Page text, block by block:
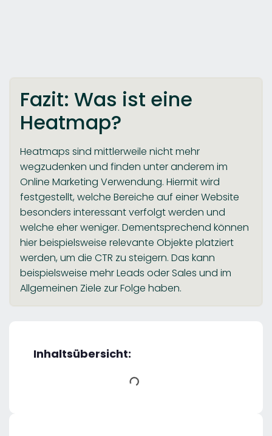
Fazit: Was ist eine
Heatmap?
Heatmaps sind mittlerweile nicht mehr
wegzudenken und finden unter anderem im
Online Marketing Verwendung. Hiermit wird
festgestellt, welche Bereiche auf einer Website
besonders interessant verfolgt werden und
welche eher weniger. Dementsprechend können
hier beispielsweise relevante Objekte platziert
werden, um die CTR zu steigern. Das kann
beispielsweise mehr Leads oder Sales und im
Allgemeinen Ziele zur Folge haben.
Inhaltsübersicht: